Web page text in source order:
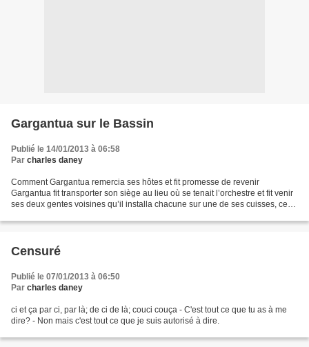
Gargantua sur le Bassin
Publié le 14/01/2013 à 06:58
Par charles daney
Comment Gargantua remercia ses hôtes et fit promesse de revenir
Gargantua fit transporter son siège au lieu où se tenait l’orchestre et fit venir
ses deux gentes voisines qu’il installa chacune sur une de ses cuisses, ce
Censuré
Publié le 07/01/2013 à 06:50
Par charles daney
ci et ça par ci, par là; de ci de là; couci couça - C'est tout ce que tu as à me
dire? - Non mais c'est tout ce que je suis autorisé à dire.